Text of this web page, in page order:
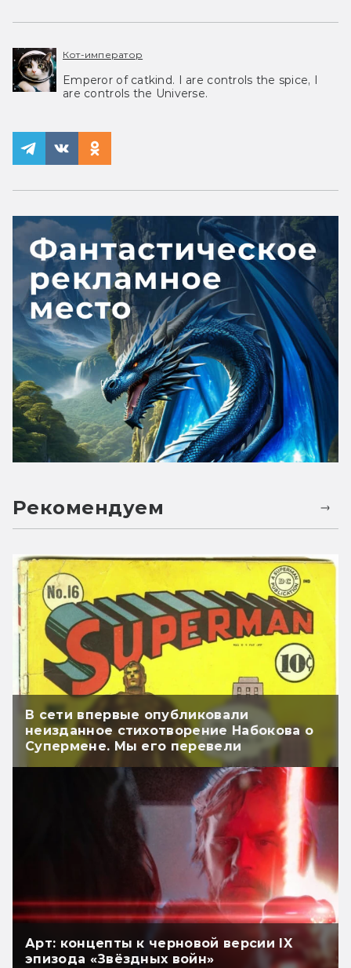
Кот-император
Emperor of catkind. I are controls the spice, I
are controls the Universe.
Рекомендуем
В сети впервые опубликовали
неизданное стихотворение Набокова о
Супермене. Мы его перевели
Арт: концепты к черновой версии IX
эпизода «Звёздных войн»